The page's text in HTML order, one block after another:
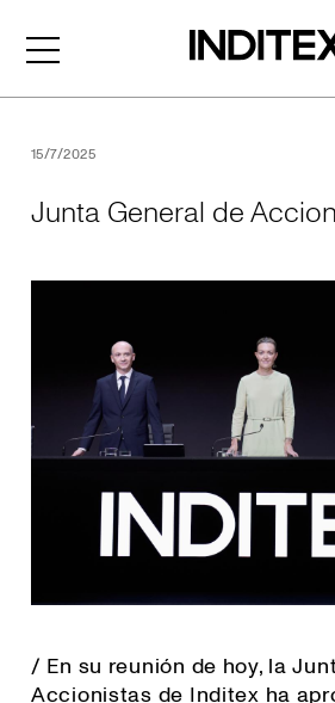
15/7/2025
Junta General de
/ En su reunión de hoy, la
Accionistas de Inditex ha